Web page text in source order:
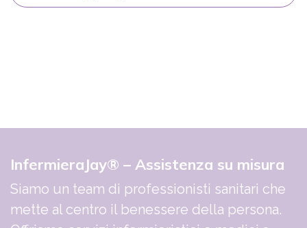
InfermieraJay® – Assistenza su misura
Siamo un team di professionisti sanitari che
mette al centro il benessere della persona.